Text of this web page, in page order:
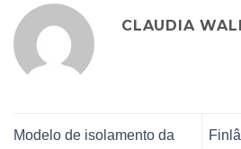
CLAUDIA
Modelo de isolamento da